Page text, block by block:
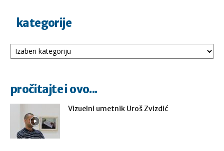
kategorije
Kategorije
pročitajte i ovo...
Vizuelni umetnik Uroš Zvizdić